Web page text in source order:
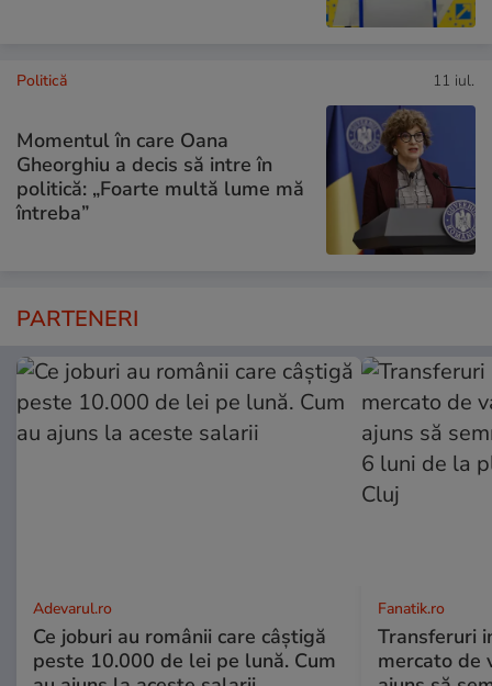
Politică 11 iul.
Momentul în care Oana
Gheorghiu a decis să intre în
politică: „Foarte multă lume mă
întreba”
PARTENERI
Adevarul.ro
Ce joburi au românii care câștigă
peste 10.000 de lei pe lună. Cum
Fanatik.ro
Transferuri
mercato de